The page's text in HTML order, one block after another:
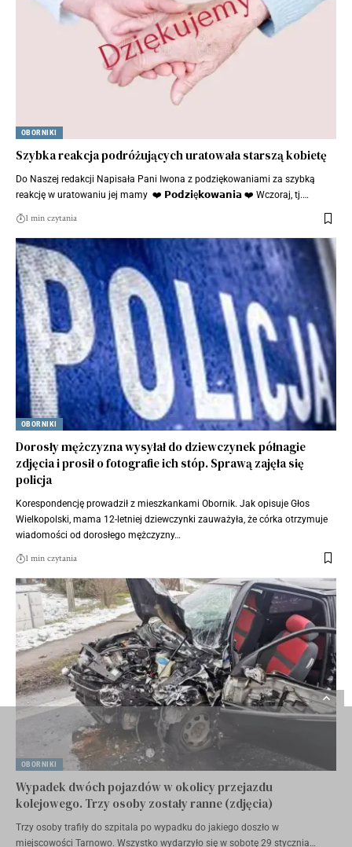
OBORNIKI
Szybka reakcja podróżujących uratowała starszą kobietę
Do Naszej redakcji Napisała Pani Iwona z podziękowaniami za szybką
reakcję w uratowaniu jej mamy ❤️ 𝗣𝗼𝗱𝘇𝗶ę𝗸𝗼𝘄𝗮𝗻𝗶𝗮 ❤️ Wczoraj, tj.…
1 min czytania
OBORNIKI
Dorosły mężczyzna wysyłał do dziewczynek półnagie
zdjęcia i prosił o fotografie ich stóp. Sprawą zajęła się
policja
Korespondencję prowadził z mieszkankami Obornik. Jak opisuje Głos
Wielkopolski, mama 12-letniej dziewczynki zauważyła, że córka otrzymuje
wiadomości od dorosłego mężczyzny…
1 min czytania
OBORNIKI
Wypadek dwóch pojazdów w okolicy przejazdu
kolejowego. Trzy osoby zostały ranne (zdjęcia)
Trzy osoby trafiły do szpitala po wypadku do jakiego doszło w
miejscowości Tarnowo. Wszystko wydarzyło się w sobotę 29 stycznia…